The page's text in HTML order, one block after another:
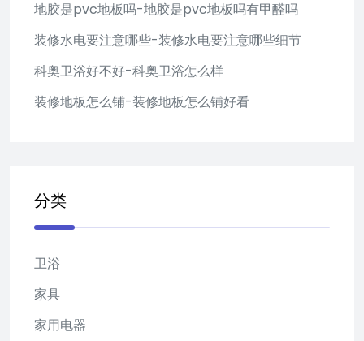
地胶是pvc地板吗-地胶是pvc地板吗有甲醛吗
装修水电要注意哪些-装修水电要注意哪些细节
科奥卫浴好不好-科奥卫浴怎么样
装修地板怎么铺-装修地板怎么铺好看
分类
卫浴
家具
家用电器